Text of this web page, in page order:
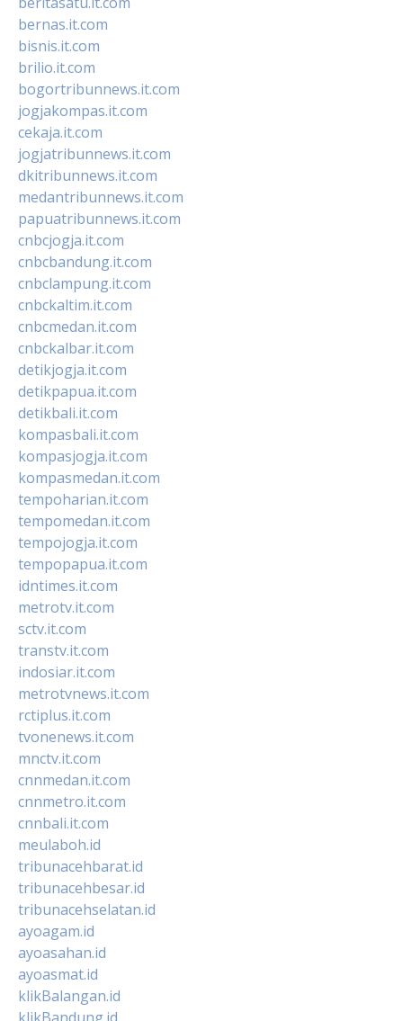
bernas.it.com
bisnis.it.com
brilio.it.com
bogortribunnews.it.com
jogjakompas.it.com
cekaja.it.com
jogjatribunnews.it.com
dkitribunnews.it.com
medantribunnews.it.com
papuatribunnews.it.com
cnbcjogja.it.com
cnbcbandung.it.com
cnbclampung.it.com
cnbckaltim.it.com
cnbcmedan.it.com
cnbckalbar.it.com
detikjogja.it.com
detikpapua.it.com
detikbali.it.com
kompasbali.it.com
kompasjogja.it.com
kompasmedan.it.com
tempoharian.it.com
tempomedan.it.com
tempojogja.it.com
tempopapua.it.com
idntimes.it.com
metrotv.it.com
sctv.it.com
transtv.it.com
indosiar.it.com
metrotvnews.it.com
rctiplus.it.com
tvonenews.it.com
mnctv.it.com
cnnmedan.it.com
cnnmetro.it.com
cnnbali.it.com
meulaboh.id
tribunacehbarat.id
tribunacehbesar.id
tribunacehselatan.id
ayoagam.id
ayoasahan.id
ayoasmat.id
klikBalangan.id
klikBandung.id